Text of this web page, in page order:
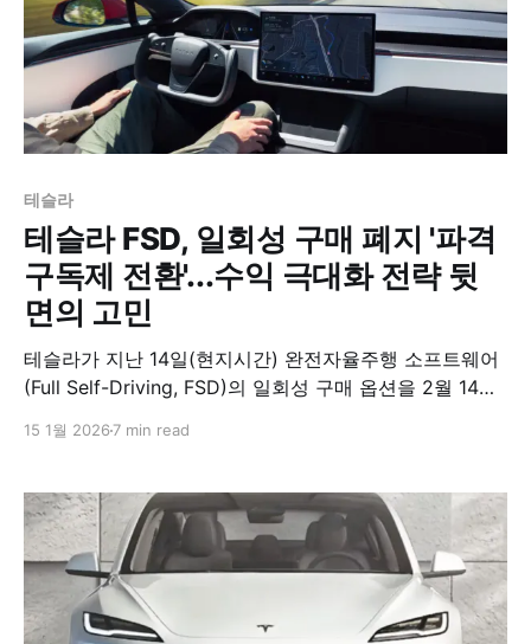
테슬라
테슬라 FSD, 일회성 구매 폐지 '파격
구독제 전환'...수익 극대화 전략 뒷
면의 고민
테슬라가 지난 14일(현지시간) 완전자율주행 소프트웨어
(Full Self-Driving, FSD)의 일회성 구매 옵션을 2월 14일
발표했다. 이번 결정은 최근 몇 년간 FSD 가격 책정에서
서 소프트웨어 구독 기반 비즈니스로 완전히 전환하겠다
는 의지를 분명히 한 것으로 해석된다.​
15 1월 2026 7 min read